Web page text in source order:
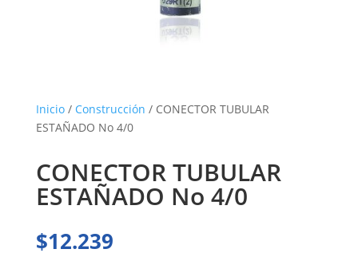
Inicio/ Construcción / CONECTOR TUBULAR
ESTAÑADO No 4/0
CONECTOR TUBULAR
ESTAÑADO No 4/0
$12.239